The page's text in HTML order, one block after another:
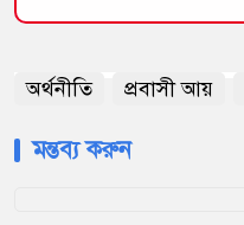
অর্থনীতি প্রবাসী আয়
মন্তব্য করুন